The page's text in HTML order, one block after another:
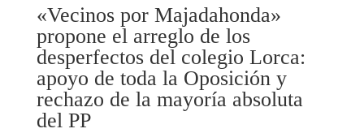
«Vecinos por Majadahonda»
propone el arreglo de los
desperfectos del colegio Lorca:
apoyo de toda la Oposición y
rechazo de la mayoría absoluta
del PP